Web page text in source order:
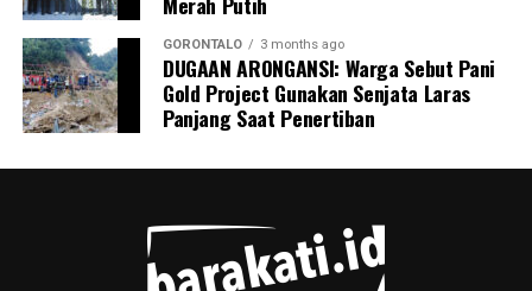
GORONTALO 3 months ago
DUGAAN ARONGANSI: Warga Sebut Pani
Gold Project Gunakan Senjata Laras
Panjang Saat Penertiban